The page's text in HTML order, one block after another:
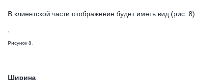
В клиентской части отображение будет иметь вид (рис. 8).
Рисунок 8.
Ширина